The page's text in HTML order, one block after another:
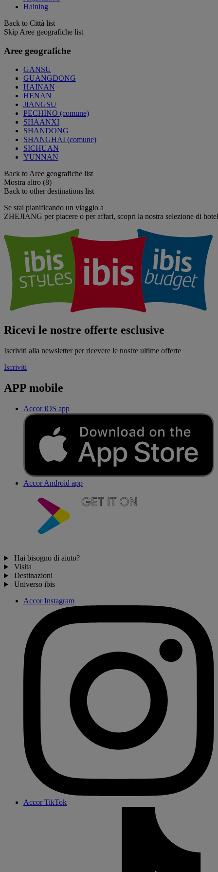
Haining
Back to Città list
Skip Aree geografiche list
Aree geografiche
GANSU
GUANGDONG
HAINAN
HENAN
JIANGSU
PECHINO (comune)
SHAANXI
SHANDONG
SHANGHAI (comune)
SICHUAN
YUNNAN
Back to Aree geografiche list
Mostra altro (8)
Back to other destinations list
Se stai pianificando un viaggio a
ZHEJIANG per piacere o per affari, scopri la nostra selezione di
Ricevi le nostre offerte esclusive
Iscriviti alla newsletter per ricevere le nostre ultime offerte
Iscriviti
APP mobile
Accor iOS app
Accor Android app
Hai bisogno di aiuto?
Visita
Destinazioni
Universo ibis
Accor Instagram
Accor TikTok